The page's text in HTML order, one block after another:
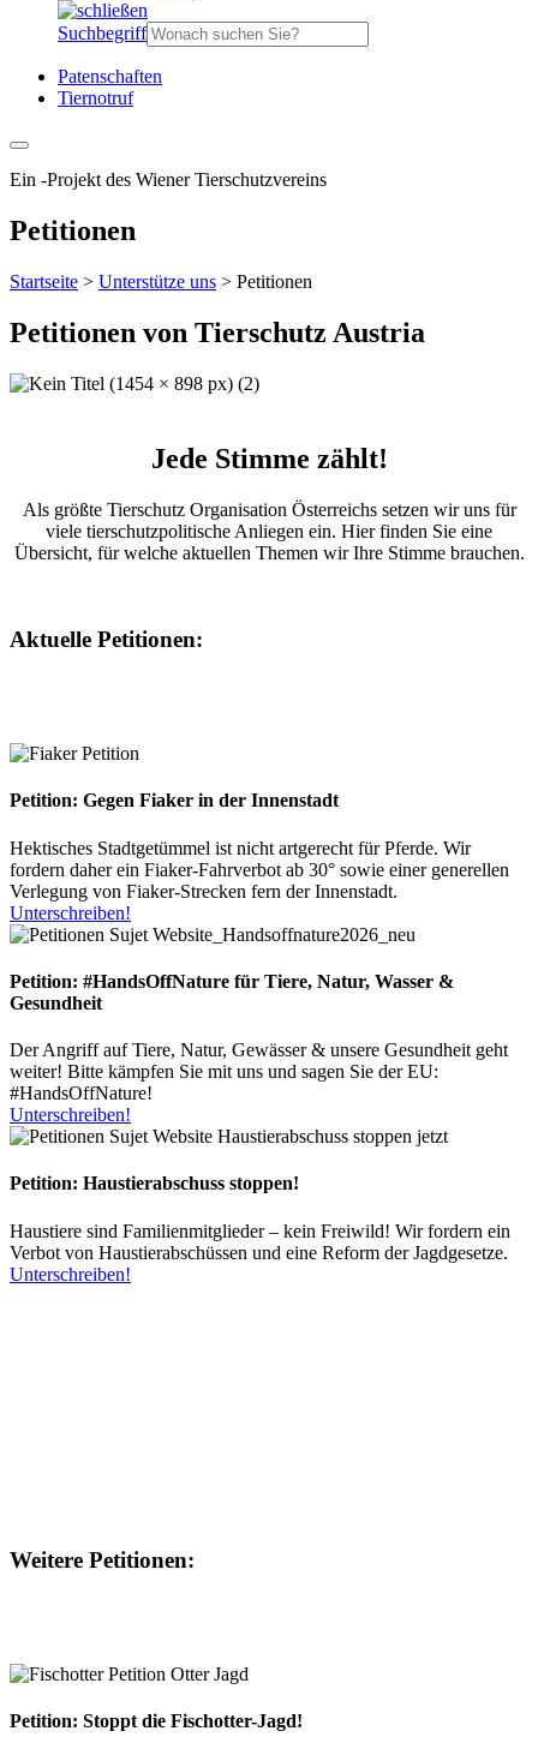
Suchbegriff
Patenschaften
Tiernotruf
Ein -Projekt des Wiener Tierschutzvereins
Petitionen
Startseite > Unterstütze uns > Petitionen
Petitionen von Tierschutz Austria
Jede Stimme zählt!
Als größte Tierschutz Organisation Österreichs setzen wir uns für
viele tierschutzpolitische Anliegen ein. Hier finden Sie eine
Übersicht, für welche aktuellen Themen wir Ihre Stimme brauchen.
Aktuelle Petitionen:
Petition: Gegen Fiaker in der Innenstadt
Hektisches Stadtgetümmel ist nicht artgerecht für Pferde. Wir
fordern daher ein Fiaker-Fahrverbot ab 30° sowie einer generellen
Verlegung von Fiaker-Strecken fern der Innenstadt.
Unterschreiben!
Petition: #HandsOffNature für Tiere, Natur, Wasser &
Gesundheit
Der Angriff auf Tiere, Natur, Gewässer & unsere Gesundheit geht
weiter! Bitte kämpfen Sie mit uns und sagen Sie der EU:
#HandsOffNature!
Unterschreiben!
Petition: Haustierabschuss stoppen!
Haustiere sind Familienmitglieder – kein Freiwild! Wir fordern ein
Verbot von Haustierabschüssen und eine Reform der Jagdgesetze.
Unterschreiben!
Weitere Petitionen:
Petition: Stoppt die Fischotter-Jagd!